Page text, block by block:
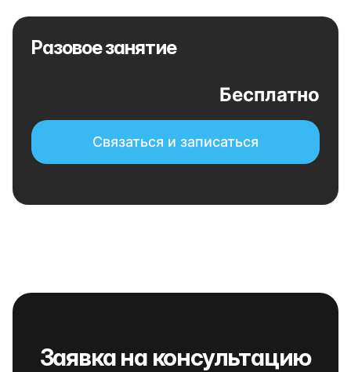
Разовое занятие
Бесплатно
Связаться и записаться
Заявка на консультацию